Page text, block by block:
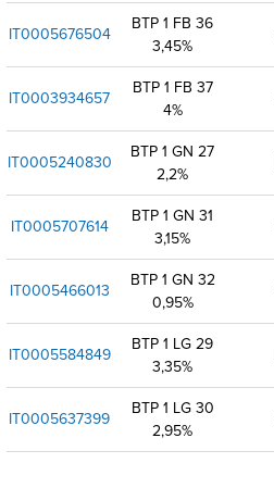
IT0005676504
BTP 1 FB 36
3,45%
IT0003934657
BTP 1 FB 37
4%
IT0005240830
BTP 1 GN 27
2,2%
IT0005707614
BTP 1 GN 31
3,15%
IT0005466013
BTP 1 GN 32
0,95%
IT0005584849
BTP 1 LG 29
3,35%
IT0005637399
BTP 1 LG 30
2,95%